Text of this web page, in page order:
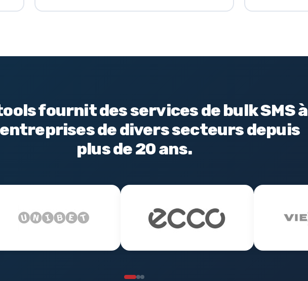
fournit des services de bulk SMS à
de divers secteurs depuis
plus de 20 ans.